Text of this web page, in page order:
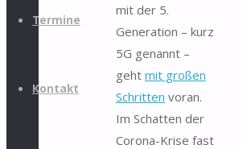
Termine
Kontakt
mit der 5.
Generation – kurz
5G genannt –
geht mit großen
Schritten voran.
Im Schatten der
Corona-Krise fast